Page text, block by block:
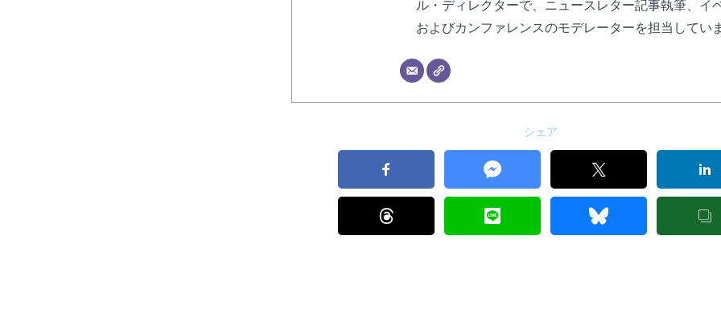
ル・ディレクターで、ニュースレター記事執筆、イ
およびカンファレンスのモデレーターを担当してい
シェア